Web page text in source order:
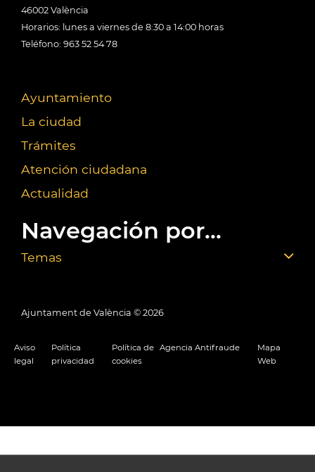
46002 València
Horarios: lunes a viernes de 8:30 a 14:00 horas
Teléfono: 963 52 54 78
Ayuntamiento
La ciudad
Trámites
Atención ciudadana
Actualidad
Navegación por...
Temas
Ajuntament de València © 2026
Aviso
legal
Política
privacidad
Política de
cookies
Agencia Antifraude
Mapa
Web